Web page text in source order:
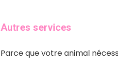
Autres services
Parce que votre animal